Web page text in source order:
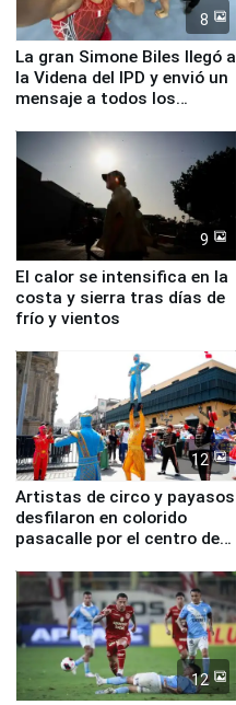
8
La gran Simone Biles llegó a
la Videna del IPD y envió un
mensaje a todos los
9
El calor se intensifica en la
costa y sierra tras días de
frío y vientos
12
Artistas de circo y payasos
desfilaron en colorido
pasacalle por el centro de
12